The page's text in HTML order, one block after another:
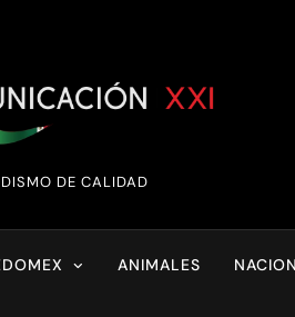
XXI
DE CALIDAD
ANIMALES